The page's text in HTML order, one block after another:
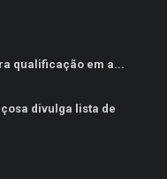
qualificação em a...
divulga lista de